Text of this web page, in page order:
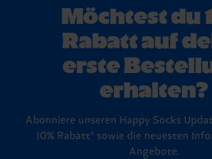
Möchtest du
Rabatt auf
erste
erhalten?
Abonniere unseren Happy Socks
10% Rabatt* sowie die neuesten
Angebote.